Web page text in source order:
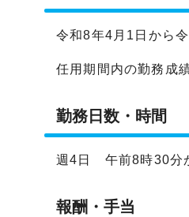
令和8年4月1日から
任用期間内の勤務成
勤務日数・時間
週4日 午前8時30分
報酬・手当